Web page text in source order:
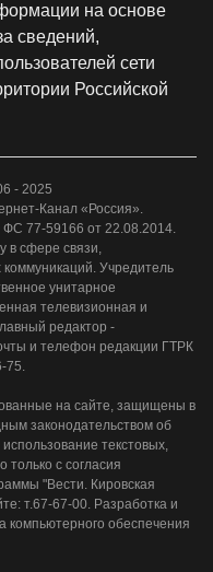
на основе
сведений,
сети
Российской
- 2025
Канал «Россия».
77-59166 от 22.08.2014.
в сфере связи,
Учредитель
унитарное
телевизионная и
редактор -
и телефон редакции ГТРК
75.
на сайте, защищены в
законодательством об
текстовых,
с согласия
"Вести. Кировская
т.67-67-00. Разработка и
компьютерного обеспечения